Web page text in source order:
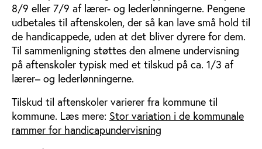
8/9 eller 7/9 af lærer- og lederlønningerne. Pengene
udbetales til aftenskolen, der så kan lave små hold til
de handicappede, uden at det bliver dyrere for dem.
Til sammenligning støttes den almene undervisning
på aftenskoler typisk med et tilskud på ca. 1/3 af
lærer– og lederlønningerne.
Tilskud til aftenskoler varierer fra kommune til
kommune. Læs mere: Stor variation i de kommunale
rammer for handicapundervisning